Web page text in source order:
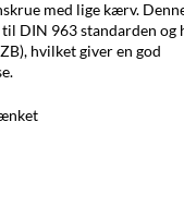
med lige kærv.
DIN 963 standarden og
hvilket giver en god